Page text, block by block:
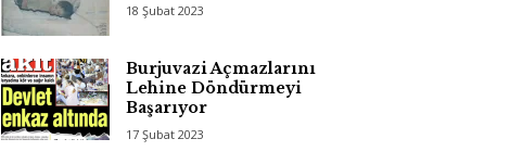
18 Şubat 2023
Burjuvazi Açmazlarını
Lehine Döndürmeyi
Başarıyor
17 Şubat 2023